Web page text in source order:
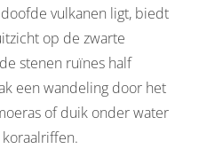
vulkanen ligt, biedt
op de zwarte
stenen ruïnes half
een wandeling door het
of duik onder water